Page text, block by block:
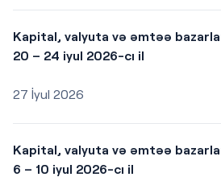
Kapital, valyuta və əmtəə
20 – 24 iyul 2026-cı il
27 İyul 2026
Kapital, valyuta və əmtəə
6 – 10 iyul 2026-cı il